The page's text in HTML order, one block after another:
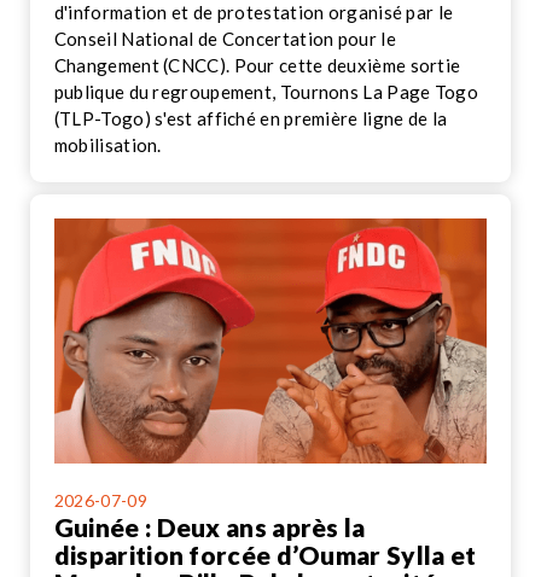
d'information et de protestation organisé par le
Conseil National de Concertation pour le
Changement (CNCC). Pour cette deuxième sortie
publique du regroupement, Tournons La Page Togo
(TLP-Togo) s'est affiché en première ligne de la
mobilisation.
2026-07-09
Guinée : Deux ans après la
disparition forcée d’Oumar Sylla et